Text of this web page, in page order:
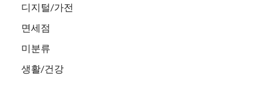
디지털/가전
면세점
미분류
생활/건강